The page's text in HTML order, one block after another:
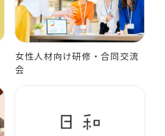
女性人材向け研修・合同交流
会